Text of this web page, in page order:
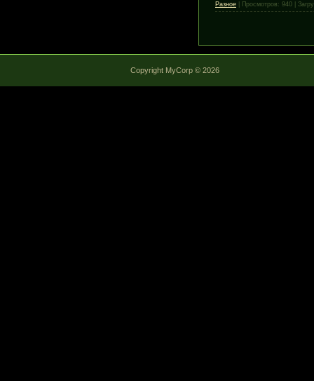
Разное Просмотров: 940
Copyright MyCorp © 2026